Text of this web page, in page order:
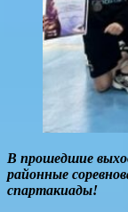
В прошедшие
районные
спартакиады!